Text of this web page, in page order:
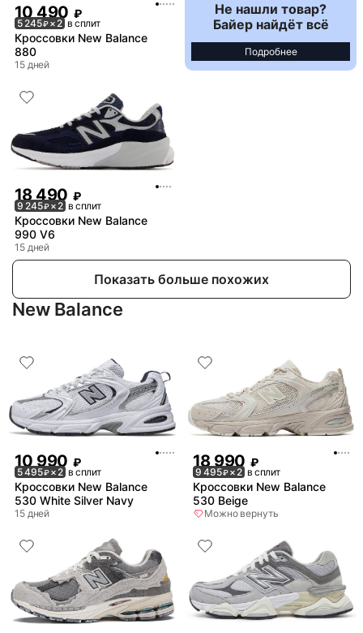
10 490 ₽
5 245₽× 2 в сплит
Кроссовки New Balance
880
15 дней
Не нашли товар?
Байер найдёт всё
Подробнее
18 490 ₽
9 245₽× 2 в сплит
Кроссовки New Balance
990 V6
15 дней
Показать больше похожих
New Balance
10 990 ₽
5 495₽× 2 в сплит
Кроссовки New Balance
530 White Silver Navy
15 дней
18 990 ₽
9 495₽× 2 в сплит
Кроссовки New Balance
530 Beige
Можно вернуть